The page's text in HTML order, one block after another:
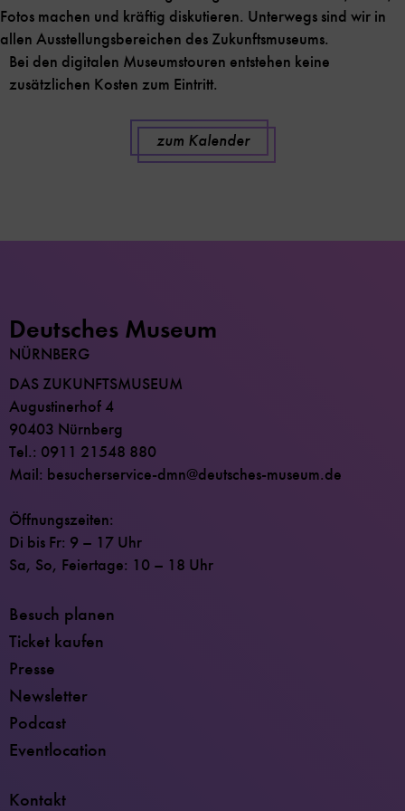
Fotos machen und kräftig diskutieren. Unterwegs sind wir in
allen Ausstellungsbereichen des Zukunftsmuseums.
Bei den digitalen Museumstouren entstehen keine
zusätzlichen Kosten zum Eintritt.
zum Kalender
Deutsches Museum
NÜRNBERG
DAS ZUKUNFTSMUSEUM
Augustinerhof 4
90403 Nürnberg
Tel.: 0911 21548 880
Mail: besucherservice-dmn@deutsches-museum.de
Öffnungszeiten:
Di bis Fr: 9 – 17 Uhr
Sa, So, Feiertage: 10 – 18 Uhr
Besuch planen
Ticket kaufen
Presse
Newsletter
Podcast
Eventlocation
Kontakt